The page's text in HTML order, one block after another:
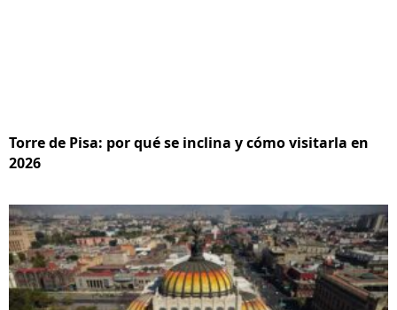
Torre de Pisa: por qué se inclina y cómo visitarla en
2026